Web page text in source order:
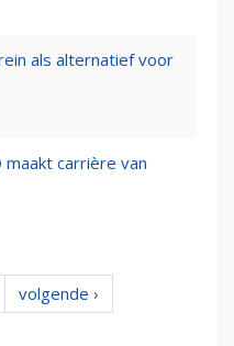
als alternatief voor
maakt carrière van
volgende ›